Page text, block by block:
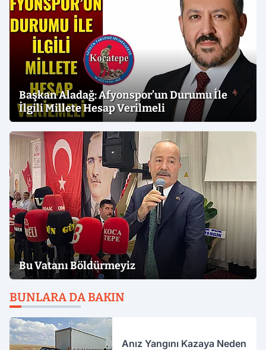
Başkan Aladağ: Afyonspor’un Durumu İle
İlgili Millete Hesap Verilmeli
Bu Vatanı Böldürmeyiz
BUNLARA DA BAKIN
Anız Yangını Kazaya Neden